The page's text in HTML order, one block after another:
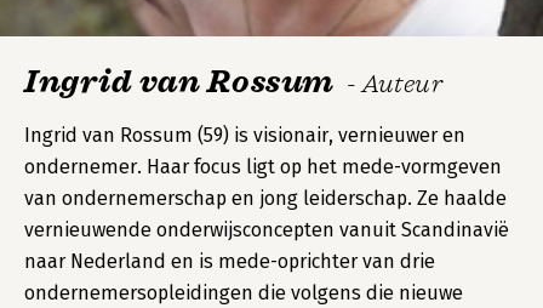
Ingrid van Rossum - Auteur
Ingrid van Rossum (59) is visionair, vernieuwer en
ondernemer. Haar focus ligt op het mede-vormgeven
van ondernemerschap en jong leiderschap. Ze haalde
vernieuwende onderwijsconcepten vanuit Scandinavië
naar Nederland en is mede-oprichter van drie
ondernemersopleidingen die volgens die nieuwe